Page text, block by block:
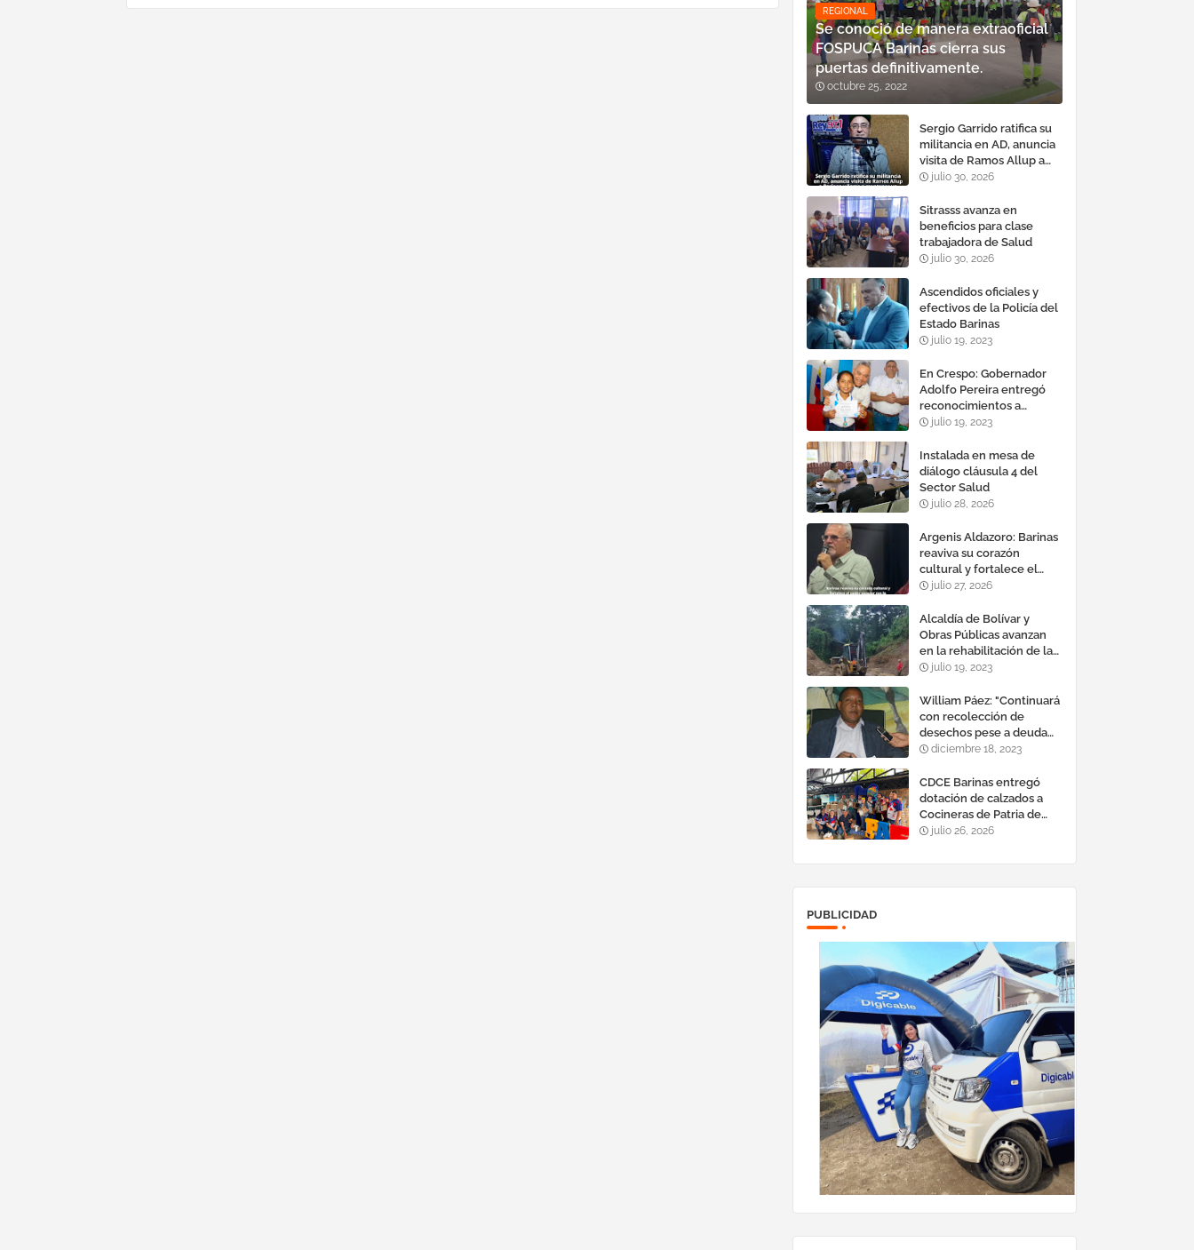
REGIONAL
Se conoció de manera extraoficial
FOSPUCA Barinas cierra sus
puertas definitivamente.
octubre 25, 2022
Sergio Garrido ratifica su
militancia en AD, anuncia
visita de Ramos Allup a
Barinas y llama a
cauteloso»
julio 30, 2026
Sitrasss avanza en
beneficios para clase
trabajadora de Salud
julio 30, 2026
Ascendidos oficiales y
efectivos de la Policía del
Estado Barinas
julio 19, 2023
En Crespo: Gobernador
Adolfo Pereira entregó
reconocimientos a
estudiantes con mejores
escolar 2022 – 2023
julio 19, 2023
Instalada en mesa de
diálogo cláusula 4 del
Sector Salud
julio 28, 2026
Argenis Aldazoro: Barinas
reaviva su corazón
cultural y fortalece el
poder popular con la
esteban ruiz guevara
julio 27, 2026
Alcaldía de Bolívar y
Obras Públicas avanzan
en la rehabilitación de la
vía a Calderas
julio 19, 2023
William Páez: "Continuará
con recolección de
desechos pese a deuda
de comercios"
diciembre 18, 2023
CDCE Barinas entregó
dotación de calzados a
Cocineras de Patria de
Pedraza
julio 26, 2026
PUBLICIDAD